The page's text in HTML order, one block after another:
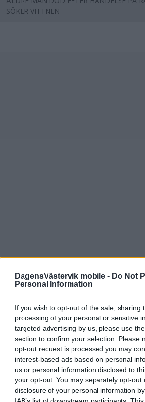
DagensVästervik mobile - Do Not
Personal Information
If you wish to opt-out of the sale, sharing
processing of your personal or sensitive
targeted advertising by us, please use
section to confirm your selection. Please
opt-out request is processed you may
interest-based ads based on personal
us or personal information disclosed to
your opt-out. You may separately opt-out
disclosure of your personal information
IAB’s list of downstream participants.
SÖKER VITTNEN